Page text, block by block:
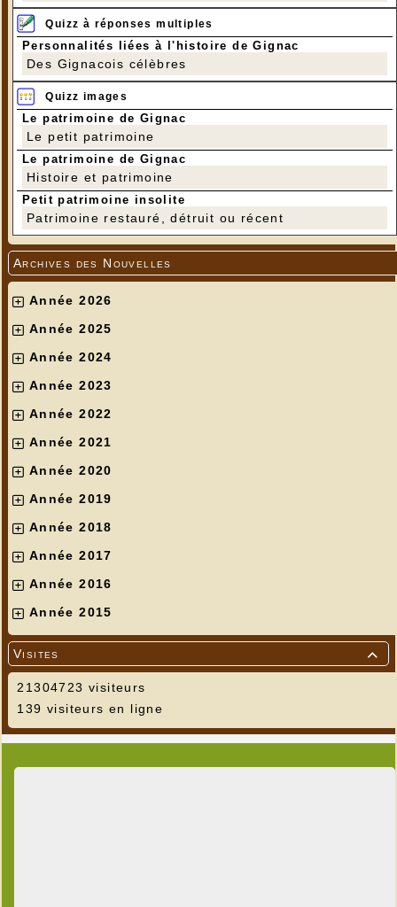
Quizz à réponses multiples
Personnalités liées à l'histoire de Gignac
Des Gignacois célèbres
Quizz images
Le patrimoine de Gignac
Le petit patrimoine
Le patrimoine de Gignac
Histoire et patrimoine
Petit patrimoine insolite
Patrimoine restauré, détruit ou récent
Archives des Nouvelles
Année 2026
Année 2025
Année 2024
Année 2023
Année 2022
Année 2021
Année 2020
Année 2019
Année 2018
Année 2017
Année 2016
Année 2015

Visites
21304723 visiteurs
139 visiteurs en ligne